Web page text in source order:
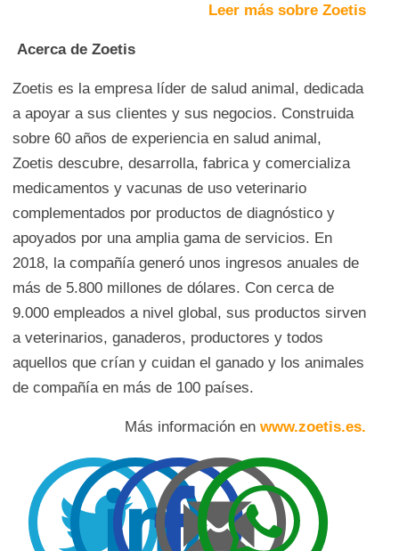
Leer más sobre Zoetis
Acerca de Zoetis
Zoetis es la empresa líder de salud animal, dedicada
a apoyar a sus clientes y sus negocios. Construida
sobre 60 años de experiencia en salud animal,
Zoetis descubre, desarrolla, fabrica y comercializa
medicamentos y vacunas de uso veterinario
complementados por productos de diagnóstico y
apoyados por una amplia gama de servicios. En
2018, la compañía generó unos ingresos anuales de
más de 5.800 millones de dólares. Con cerca de
9.000 empleados a nivel global, sus productos sirven
a veterinarios, ganaderos, productores y todos
aquellos que crían y cuidan el ganado y los animales
de compañía en más de 100 países.
Más información enwww.zoetis.es.